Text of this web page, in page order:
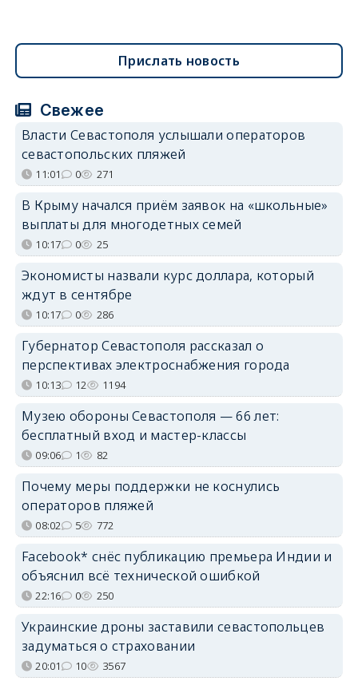
Прислать новость
Свежее
Власти Севастополя услышали операторов
севастопольских пляжей
11:01 0 271
В Крыму начался приём заявок на «школьные»
выплаты для многодетных семей
10:17 0 25
Экономисты назвали курс доллара, который
ждут в сентябре
10:17 0 286
Губернатор Севастополя рассказал о
перспективах электроснабжения города
10:13 12 1194
Музею обороны Севастополя — 66 лет:
бесплатный вход и мастер-классы
09:06 1 82
Почему меры поддержки не коснулись
операторов пляжей
08:02 5 772
Facebook* снёс публикацию премьера Индии и
объяснил всё технической ошибкой
22:16 0 250
Украинские дроны заставили севастопольцев
задуматься о страховании
20:01 10 3567